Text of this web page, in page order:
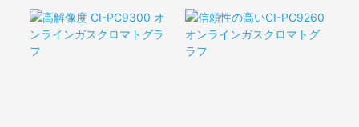
頼性 ◎高信頼性部品
ョン ◎ メタン分析